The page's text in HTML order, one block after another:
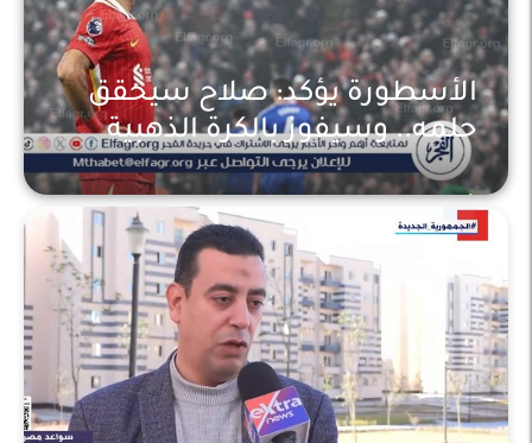
أخبار عربية
الأسطورة يؤكد: صلاح سيحقق
حلمه.. وسيفوز بالكرة الذهبية